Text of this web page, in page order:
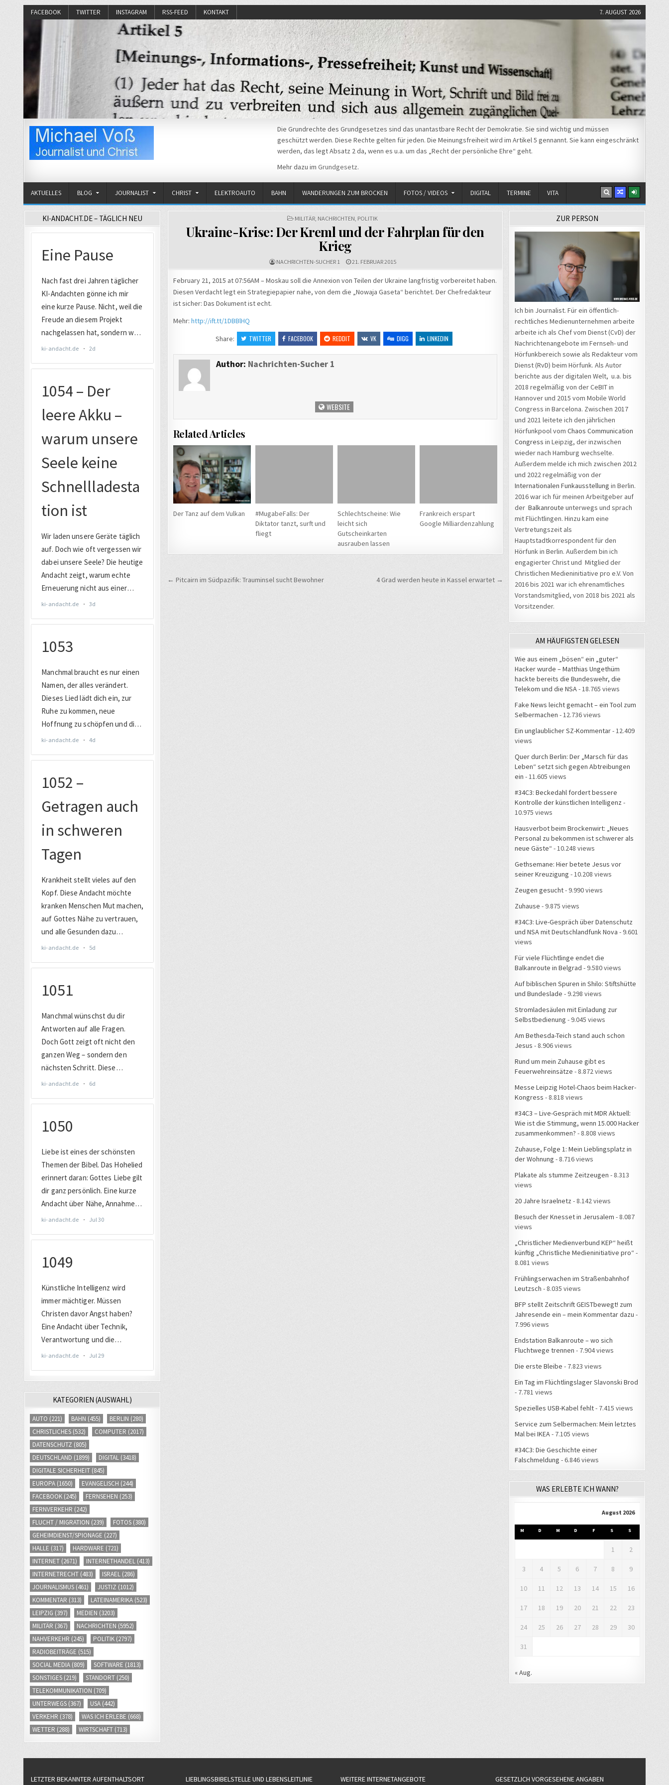
FACEBOOK TWITTER INSTAGRAM RSS-FEED KONTAKT 7. AUGUST 2026
Die Grundrechte des Grundgesetzes sind das unantastbare Recht der Demokratie. Sie sind wichtig und müssen
geschützt werden. Diese Rechte gelten für jeden. Die Meinungsfreiheit wird im Artikel 5 gennannt. Sie kann eingeschränkt
werden, das legt Absatz 2 da, wenn es u.a. um das „Recht der persönliche Ehre“ geht.
Mehr dazu im Grundgesetz.
AKTUELLES BLOG JOURNALIST CHRIST ELEKTROAUTO BAHN WANDERUNGEN ZUM BROCKEN FOTOS / VIDEOS DIGITAL TERMINE VITA
POSTED
MILITÄR NACHRICHTEN POLITIK
Ukraine-Krise: Der Kreml und der Fahrplan für den
Krieg
NACHRICHTEN-SUCHER 1 21. FEBRUAR 2015
February 21, 2015 at 07:56AM – Moskau soll die Annexion von Teilen der Ukraine langfristig vorbereitet haben.
Diesen Verdacht legt ein Strategiepapier nahe, von dem die „Nowaja Gaseta“ berichtet. Der Chefredakteur
ist sicher: Das Dokument ist echt.
Mehr: http://ift.tt/1DBBlHQ
Share:
TWITTER FACEBOOK REDDIT VK DIGG LINKEDIN
Author: Nachrichten-Sucher 1
WEBSITE
Related Articles
Der Tanz auf dem Vulkan
#MugabeFalls: Der
Diktator tanzt, surft und
fliegt
Schlechtscheine: Wie
leicht sich
Gutscheinkarten
ausrauben lassen
Frankreich erspart
Google Milliardenzahlung
Beitragsnavigation 4 Grad werden heute in Kassel erwartet →
← Pitcairn im Südpazifik: Trauminsel sucht Bewohner
KI-ANDACHT.DE – TÄGLICH NEU
KATEGORIEN (AUSWAHL)
AUTO (221) BAHN (455) BERLIN (280)
CHRISTLICHES (532) COMPUTER (2017)
DATENSCHUTZ (805)
DEUTSCHLAND (1899) DIGITAL (3418)
DIGITALE SICHERHEIT (845)
EUROPA (1650) EVANGELISCH (244)
FACEBOOK (245) FERNSEHEN (253)
FERNVERKEHR (242)
FLUCHT / MIGRATION (239) FOTOS (380)
GEHEIMDIENST/SPIONAGE (227)
HALLE (317) HARDWARE (721)
INTERNET (2671) INTERNETHANDEL (413)
INTERNETRECHT (483) ISRAEL (286)
JOURNALISMUS (461) JUSTIZ (1012)
KOMMENTAR (313) LATEINAMERIKA (523)
LEIPZIG (397) MEDIEN (3203)
MILITÄR (367) NACHRICHTEN (5952)
NAHVERKEHR (245) POLITIK (2797)
RADIOBEITRÄGE (515)
SOCIAL MEDIA (809) SOFTWARE (1813)
SONSTIGES (219) STANDORT (250)
TELEKOMMUNIKATION (709)
UNTERWEGS (367) USA (442)
VERKEHR (378) WAS ICH ERLEBE (668)
WETTER (288) WIRTSCHAFT (713)
ZUR PERSON
Ich bin Journalist. Für ein öffentlich-
rechtliches Medienunternehmen arbeite
arbeite ich als Chef vom Dienst (CvD) der
Nachrichtenangebote im Fernseh- und
Hörfunkbereich sowie als Redakteur vom
Dienst (RvD) beim Hörfunk. Als Autor
berichte aus der digitalen Welt, u.a. bis
2018 regelmäßig von der CeBIT in
Hannover und 2015 vom Mobile World
Congress in Barcelona. Zwischen 2017
und 2021 leitete ich den jährlichen
Hörfunkpool vom Chaos Communication
Congress in Leipzig, der inzwischen
wieder nach Hamburg wechselte.
Außerdem melde ich mich zwischen 2012
und 2022 regelmäßig von der
Internationalen Funkausstellung in Berlin.
2016 war ich für meinen Arbeitgeber auf
der Balkanroute unterwegs und sprach
mit Flüchtlingen. Hinzu kam eine
Vertretungszeit als
Hauptstadtkorrespondent für den
Hörfunk in Berlin. Außerdem bin ich
engagierter Christ und Mitglied der
Christlichen Medieninitiative pro e.V. Von
2016 bis 2021 war ich ehrenamtliches
Vorstandsmitglied, von 2018 bis 2021 als
Vorsitzender.
AM HÄUFIGSTEN GELESEN
Wie aus einem „bösen“ ein „guter“
Hacker wurde – Matthias Ungethüm
hackte bereits die Bundeswehr, die
Telekom und die NSA - 18.765 views
Fake News leicht gemacht – ein Tool zum
Selbermachen - 12.736 views
Ein unglaublicher SZ-Kommentar- 12.409
views
Quer durch Berlin: Der „Marsch für das
Leben“ setzt sich gegen Abtreibungen
ein - 11.605 views
#34C3: Beckedahl fordert bessere
Kontrolle der künstlichen Intelligenz -
10.975 views
Hausverbot beim Brockenwirt: „Neues
Personal zu bekommen ist schwerer als
neue Gäste“ - 10.248 views
Gethsemane: Hier betete Jesus vor
seiner Kreuzigung - 10.208 views
Zeugen gesucht- 9.990 views
Zuhause - 9.875 views
#34C3: Live-Gespräch über Datenschutz
und NSA mit Deutschlandfunk Nova - 9.601
views
Für viele Flüchtlinge endet die
Balkanroute in Belgrad - 9.580 views
Auf biblischen Spuren in Shilo: Stiftshütte
und Bundeslade - 9.298 views
Stromladesäulen mit Einladung zur
Selbstbedienung - 9.045 views
Am Bethesda-Teich stand auch schon
Jesus - 8.906 views
Rund um mein Zuhause gibt es
Feuerwehreinsätze - 8.872 views
Messe Leipzig Hotel-Chaos beim Hacker-
Kongress - 8.818 views
#34C3 – Live-Gespräch mit MDR Aktuell:
Wie ist die Stimmung, wenn 15.000 Hacker
zusammenkommen? - 8.808 views
Zuhause, Folge 1: Mein Lieblingsplatz in
der Wohnung - 8.716 views
Plakate als stumme Zeitzeugen - 8.313
views
20 Jahre Israelnetz - 8.142 views
Besuch der Knesset in Jerusalem - 8.087
views
„Christlicher Medienverbund KEP“ heißt
künftig „Christliche Medieninitiative pro“ -
8.081 views
Frühlingserwachen im Straßenbahnhof
Leutzsch - 8.035 views
BFP stellt Zeitschrift GEISTbewegt! zum
Jahresende ein – mein Kommentar dazu -
7.996 views
Endstation Balkanroute – wo sich
Fluchtwege trennen - 7.904 views
Die erste Bleibe - 7.823 views
Ein Tag im Flüchtlingslager Slavonski Brod
- 7.781 views
Spezielles USB-Kabel fehlt- 7.415 views
Service zum Selbermachen: Mein letztes
Mal bei IKEA - 7.105 views
#34C3: Die Geschichte einer
Falschmeldung - 6.846 views
WAS ERLEBTE ICH WANN?
August 2026
M D M D F S S
1 2
3 4 5 6 7 8 9
10 11 12 13 14 15 16
17 18 19 20 21 22 23
24 25 26 27 28 29 30
31
« Aug.
LETZTER BEKANNTER AUFENTHALTSORT LIEBLINGSBIBELSTELLE UND LEBENSLEITLINIE WEITERE INTERNETANGEBOTE GESETZLICH VORGESEHENE ANGABEN